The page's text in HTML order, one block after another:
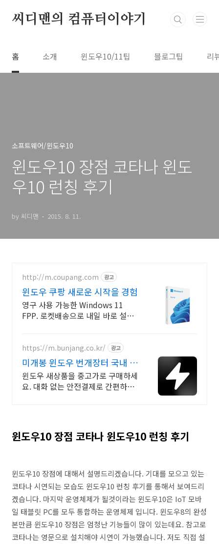
씨디맨의 컴퓨터이야기
홈 소개 윈도우10/11팁 블로그팁 리
소프트웨어/윈도우10
윈도우10 장점 코타나 윈도
우10 런칭 후기
by 씨디맨 2015. 8. 11.
http://m.coupang.com 광고
윈도우 쿠팡 새로운 시작을 경험
영구 사용 가능한 Windows 11
FPP. 로켓배송으로 내일 바로 설치
요.
https://m.bunjang.co.kr/ 광고
미개봉 윈도우 번개장터 국내 최
대 브랜드 중고거래
윈도우 새상품을 중고가로 구매하세
요. 대화 없는 안전결제로 간편하게!
윈도우10 장점 코타나 윈도우10 런칭 후기
윈도우10 장점에 대해서 설명드리겠습니다. 기대를 모으고 있는
코타나 시연되는 모습도 윈도우10 런칭 후기를 통해서 보여드리
겠습니다. 마지막 운영체제가 될것이라는 윈도우10은 IoT 모바
일 태블릿 PC를 모두 통합하는 운영체제 입니다. 윈도우8의 완성
본만큼 윈도우10 장점은 엄청난 기능들이 많이 있는데요. 참고로
코타나는 영문으로 설치해야 시연이 가능했습니다. 저도 직접 설